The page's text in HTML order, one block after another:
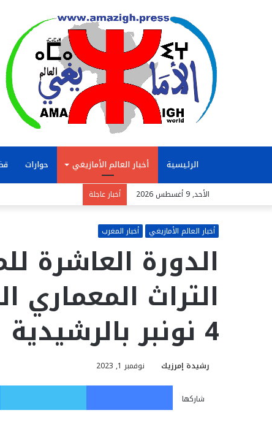
الرئيسية أخبار العالم الأمازيغي حوارات
الأحد, 9 أغسطس 2026 أخبار عاجلة
أخبار العالم الأمازيغي أخبار المغرب
الدورة العاشرة
4 نونبر بالرشيدية
رشيدة إمرزيك نوفمبر 1, 2023
شاركها
فيسبوك